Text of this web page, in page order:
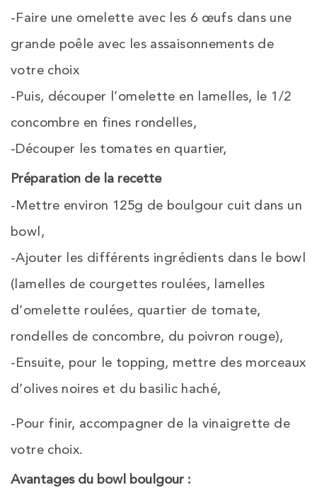
-Faire une omelette avec les 6 œufs dans une
grande poêle avec les assaisonnements de
votre choix
-Puis, découper l’omelette en lamelles, le 1/2
concombre en fines rondelles,
-Découper les tomates en quartier,
Préparation de la recette
-Mettre environ 125g de boulgour cuit dans un
bowl,
-Ajouter les différents ingrédients dans le bowl
(lamelles de courgettes roulées, lamelles
d’omelette roulées, quartier de tomate,
rondelles de concombre, du poivron rouge),
-Ensuite, pour le topping, mettre des morceaux
d’olives noires et du basilic haché,
-Pour finir, accompagner de la vinaigrette de
votre choix.
Avantages du bowl boulgour :